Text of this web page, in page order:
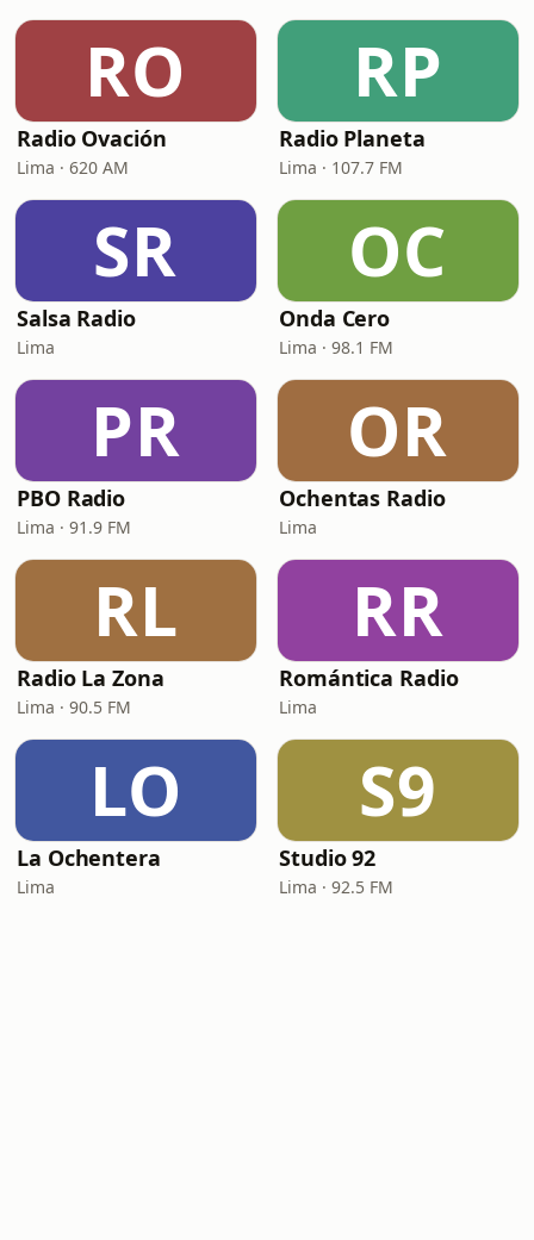
RO
Radio Ovación
Lima · 620 AM
RP
Radio Planeta
Lima · 107.7 FM
SR
Salsa Radio
Lima
OC
Onda Cero
Lima · 98.1 FM
PR
PBO Radio
Lima · 91.9 FM
OR
Ochentas Radio
Lima
RL
Radio La Zona
Lima · 90.5 FM
RR
Romántica Radio
Lima
LO
La Ochentera
Lima
S9
Studio 92
Lima · 92.5 FM